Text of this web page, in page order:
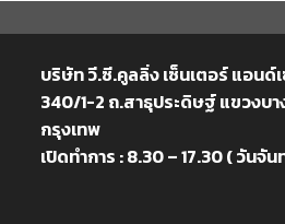
บริษัท วี.ซี.คูลลิ่ง เซ็นเตอร์ แอนด์
340/1-2 ถ.สาธุประดิษฐ์ แขวงบา
กรุงเทพ
เปิดทำการ : 8.30 – 17.30 ( วันจัน